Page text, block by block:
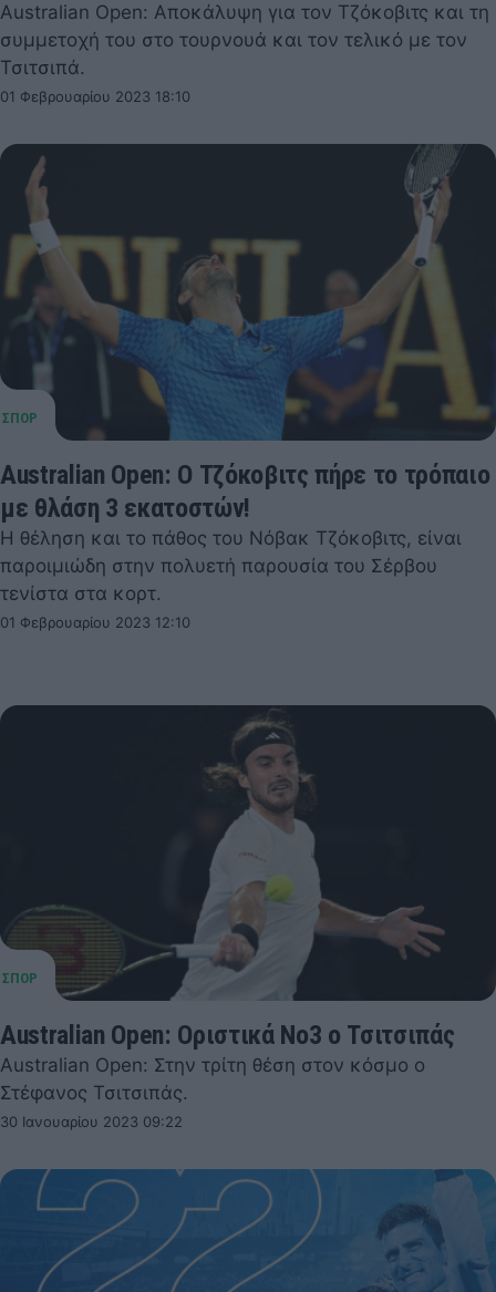
Australian Open: Αποκάλυψη για τον Τζόκοβιτς και τη
συμμετοχή του στο τουρνουά και τον τελικό με τον
Τσιτσιπά.
01 Φεβρουαρίου 2023 18:10
Australian Open: Ο Τζόκοβιτς πήρε το τρόπαιο
με θλάση 3 εκατοστών!
Η θέληση και το πάθος του Νόβακ Τζόκοβιτς, είναι
παροιμιώδη στην πολυετή παρουσία του Σέρβου
τενίστα στα κορτ.
01 Φεβρουαρίου 2023 12:10
Australian Open: Οριστικά Νο3 ο Τσιτσιπάς
Australian Open: Στην τρίτη θέση στον κόσμο ο
Στέφανος Τσιτσιπάς.
30 Ιανουαρίου 2023 09:22